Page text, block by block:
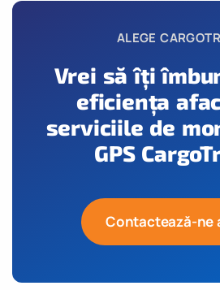
ALEGE
Vrei să îți
eficiența
serviciile de
GPS
Contactează-ne